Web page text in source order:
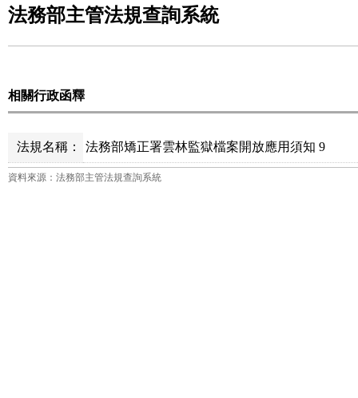
法務部主管法規查詢系統
相關行政函釋
法規名稱： 法務部矯正署雲林監獄檔案開放應用須知 9
資料來源：法務部主管法規查詢系統